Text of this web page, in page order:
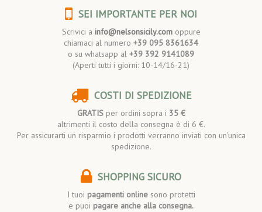
SEI IMPORTANTE PER NOI
Scrivici a info@nelsonsicily.comoppure
chiamaci al numero +39 095 8361634
o su whatsapp al +39 392 9141089
(Aperti tutti i giorni: 10-14/16-21)
COSTI DI SPEDIZIONE
GRATISper ordini sopra i 35 €
altrimenti il costo della consegna è di 6 €.
Per assicurarti un risparmio i prodotti verranno inviati con un’unica
spedizione.
SHOPPING SICURO
I tuoi pagamenti onlinesono protetti
e puoi pagare anche alla consegna.